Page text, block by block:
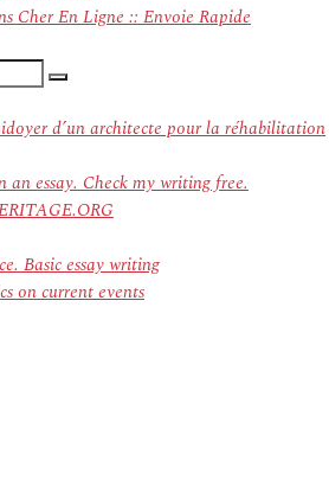
Cher En Ligne :: Envoie Rapide
Recherche
d’un architecte pour la réhabilitation
essay. Check my writing free.
Basic essay writing
on current events